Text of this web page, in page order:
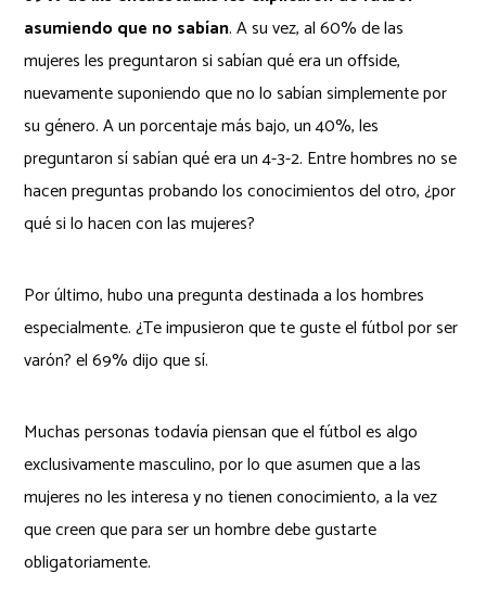
asumiendo que no sabían. A su vez, al 60% de las
mujeres les preguntaron si sabían qué era un offside,
nuevamente suponiendo que no lo sabían simplemente por
su género. A un porcentaje más bajo, un 40%, les
preguntaron sí sabían qué era un 4-3-2. Entre hombres no se
hacen preguntas probando los conocimientos del otro, ¿por
qué si lo hacen con las mujeres?
Por último, hubo una pregunta destinada a los hombres
especialmente. ¿Te impusieron que te guste el fútbol por ser
varón? el 69% dijo que sí.
Muchas personas todavía piensan que el fútbol es algo
exclusivamente masculino, por lo que asumen que a las
mujeres no les interesa y no tienen conocimiento, a la vez
que creen que para ser un hombre debe gustarte
obligatoriamente.